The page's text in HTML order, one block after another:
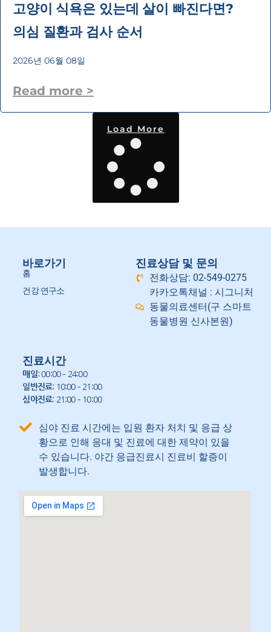
고양이 식욕은 있는데 살이 빠진다면?
의심 질환과 검사 순서
2026년 06월 08일
Read more >
Load More
바로가기
홈
건강 연구소
진료상담 및 문의
전화상담: 02-549-0275
카카오톡채널 : 시그니처
동물의료센터(구 스마트
동물병원 신사본원)
진료시간
매일: 00:00 – 24:00
일반진료: 10:00 – 21:00
심야진료: 21:00 – 10:00
심야 진료 시간에는 입원 환자 처치 및 응급 상
황으로 인해 응대 및 진료에 대한 제약이 있을
수 있습니다. 야간 응급진료시 진료비 할증이
발생합니다.